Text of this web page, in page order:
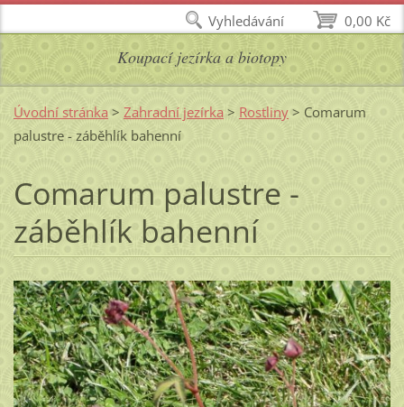
Koupací jezírka a biotopy
Úvodní stránka > Zahradní jezírka > Rostliny > Comarum
palustre - záběhlík bahenní
Comarum palustre -
záběhlík bahenní
0,00 Kč
Vyhledávání